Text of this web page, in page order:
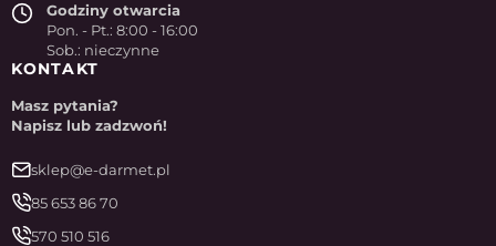
Godziny otwarcia
Pon. - Pt.: 8:00 - 16:00
Sob.: nieczynne
KONTAKT
Masz pytania?
Napisz lub zadzwoń!
sklep@e-darmet.pl
85 653 86 70
570 510 516